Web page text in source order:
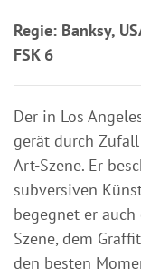
Regie: Banksy,
FSK 6
Der in Los
gerät durch
Art-Szene. Er
subversiven
begegnet er
Szene, dem
den besten